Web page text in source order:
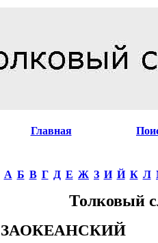
Главная
А Б В Г Д Е Ж З И Й К Л
Толковый
ЗАОКЕАНСКИЙ